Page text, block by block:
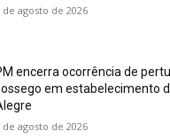
de agosto de 2026
encerra ocorrência de
em estabelecimento
de agosto de 2026